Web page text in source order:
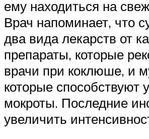
ему находиться на
Врач напоминает, что
два вида лекарств от
препараты, которые
врачи при коклюше, и
которые способствуют
мокроты. Последние
увеличить